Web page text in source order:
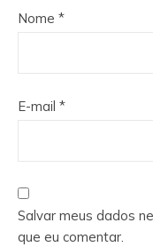
Nome *
E-mail *
Salvar meus dados
que eu comentar.